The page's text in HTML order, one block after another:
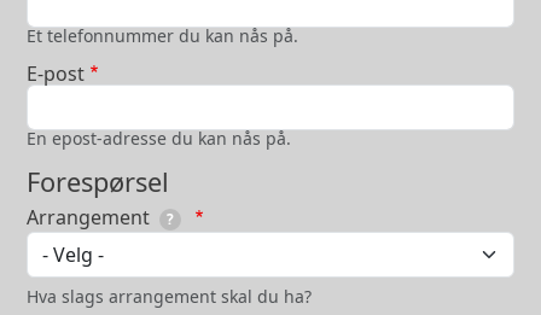
Et telefonnummer du kan nås på.
E-post
En epost-adresse du kan nås på.
Forespørsel
Arrangement ?
Arrangement
Hva slags arrangement skal du ha?